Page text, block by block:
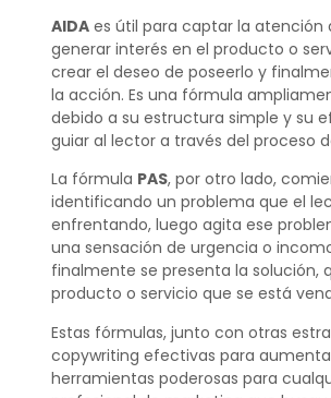
AIDAes útil para captar la atención
generar interés en el producto o
crear el deseo de poseerlo y
la acción. Es una fórmula
debido a su estructura simple y su
guiar al lector a través del proceso
La fórmula PAS, por otro lado,
identificando un problema que el
enfrentando, luego agita ese
una sensación de urgencia o
finalmente se presenta la solución,
producto o servicio que se está
Estas fórmulas, junto con otras
copywriting efectivas para
herramientas poderosas para